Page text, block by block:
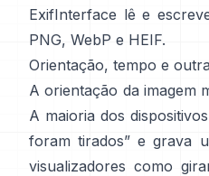
ExifInterface lê e
PNG, WebP e HEIF.
Orientação, tempo e
A orientação da imagem
A maioria dos
foram tirados” e grava
visualizadores como